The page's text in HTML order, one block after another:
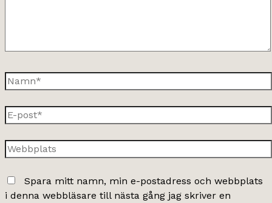
Namn*
E-
post*
Webbplats
Spara mitt namn, min e-postadress och webbplats
i denna webbläsare till nästa gång jag skriver en